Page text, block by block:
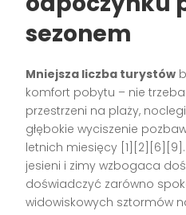
sezonem
Mniejsza liczba turystów
komfort pobytu – nie
przestrzeni na plaży,
głębokie wyciszenie
letnich miesięcy [1][2][6][9]
jesieni i zimy wzbogaca
doświadczyć zarówno
widowiskowych sztormów